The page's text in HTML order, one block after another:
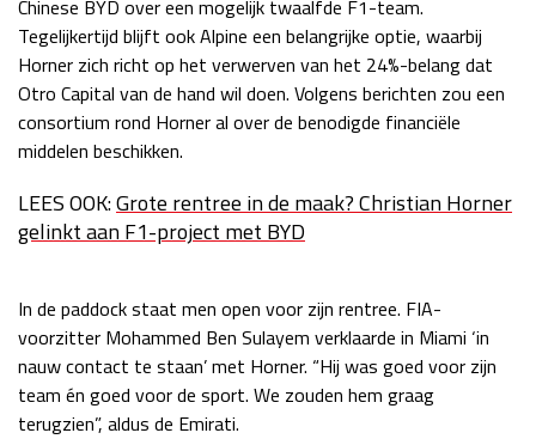
Chinese BYD over een mogelijk twaalfde F1-team.
Tegelijkertijd blijft ook Alpine een belangrijke optie, waarbij
Horner zich richt op het verwerven van het 24%-belang dat
Otro Capital van de hand wil doen. Volgens berichten zou een
consortium rond Horner al over de benodigde financiële
middelen beschikken.
LEES OOK:Grote rentree in de maak? Christian Horner
gelinkt aan F1-project met BYD
In de paddock staat men open voor zijn rentree. FIA-
voorzitter Mohammed Ben Sulayem verklaarde in Miami ‘in
nauw contact te staan’ met Horner. “Hij was goed voor zijn
team én goed voor de sport. We zouden hem graag
terugzien”, aldus de Emirati.